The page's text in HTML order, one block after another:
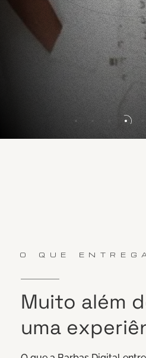
O QUE
Muito além
uma